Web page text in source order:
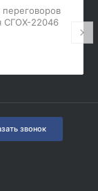
СГОХ-22046
звонок